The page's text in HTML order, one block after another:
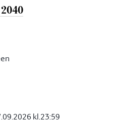
kl.23:59